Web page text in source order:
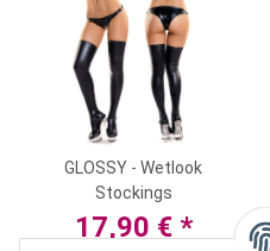
GLOSSY - Wetlook
Stockings
17,90 € *